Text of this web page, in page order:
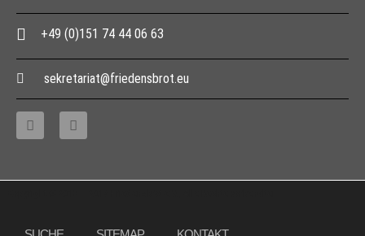
+49 (0)151 74 44 06 63
sekretariat@friedensbrot.eu